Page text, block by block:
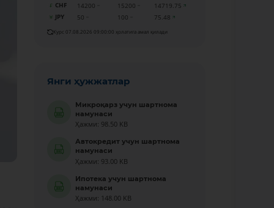
CHF
14200 15200
14719.75
JPY
50 100 75.48
Курс 07.08.2026 09:00:00 ҳолатига амал қилади
Янги ҳужжатлар
Микроқарз учун шартнома
намунаси
Ҳажми: 98.50 KB
Автокредит учун шартнома
намунаси
Ҳажми: 93.00 KB
Ипотека учун шартнома
намунаси
Ҳажми: 148.00 KB